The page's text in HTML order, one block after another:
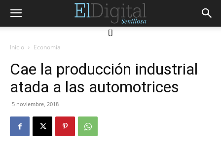
[]
Inicio Economía
Cae la producción industrial
atada a las automotrices
5 noviembre, 2018